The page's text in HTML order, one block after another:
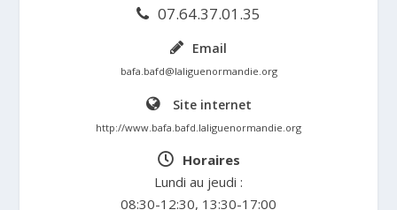
07.64.37.01.35
Email
bafa.bafd@laliguenormandie.org
Site internet
http://www.bafa.bafd.laliguenormandie.org
Horaires
Lundi au jeudi :
08:30-12:30, 13:30-17:00